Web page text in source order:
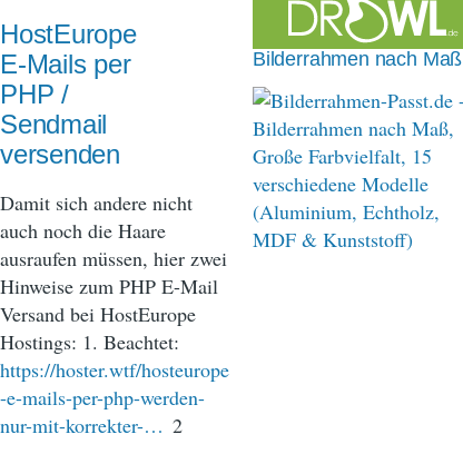
v
i
g
a
t
i
o
n
HostEurope
E-Mails per
PHP /
Sendmail
versenden
Damit sich andere nicht
auch noch die Haare
ausraufen müssen, hier zwei
Hinweise zum PHP E-Mail
Versand bei HostEurope
Hostings: 1. Beachtet:
https://hoster.wtf/hosteurope
-e-mails-per-php-werden-
nur-mit-korrekter-… 2
Bilderrahmen nach Maß